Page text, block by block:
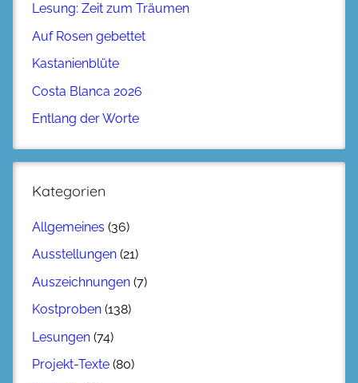
Lesung: Zeit zum Träumen
Auf Rosen gebettet
Kastanienblüte
Costa Blanca 2026
Entlang der Worte
Kategorien
Allgemeines (36)
Ausstellungen (21)
Auszeichnungen (7)
Kostproben (138)
Lesungen (74)
Projekt-Texte (80)